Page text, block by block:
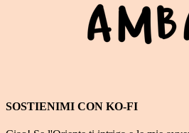
SOSTIENIMI CON KO-FI